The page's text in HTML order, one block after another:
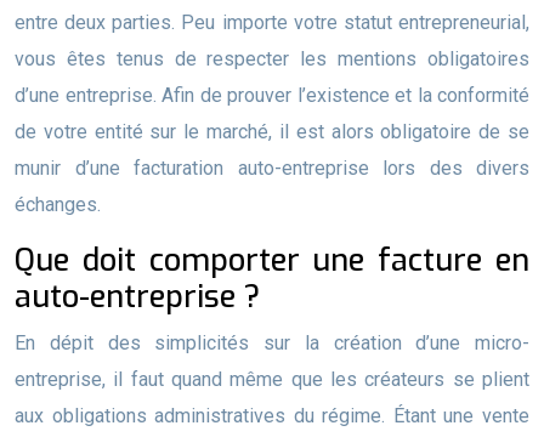
entre deux parties. Peu importe votre statut entrepreneurial,
vous êtes tenus de respecter les mentions obligatoires
d’une entreprise. Afin de prouver l’existence et la conformité
de votre entité sur le marché, il est alors obligatoire de se
munir d’une facturation auto-entreprise lors des divers
échanges.
Que doit comporter une facture en
auto-entreprise ?
En dépit des simplicités sur la création d’une micro-
entreprise, il faut quand même que les créateurs se plient
aux obligations administratives du régime. Étant une vente